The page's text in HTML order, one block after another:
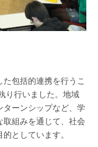
包括的連携を行うこ
り行いました。地域
ターンシップなど、学
組みを通じて、社会
としています。